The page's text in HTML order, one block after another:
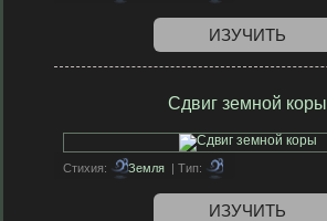
ИЗУЧИТЬ
Сдвиг земной коры
Стихия: Земля | Тип:
ИЗУЧИТЬ